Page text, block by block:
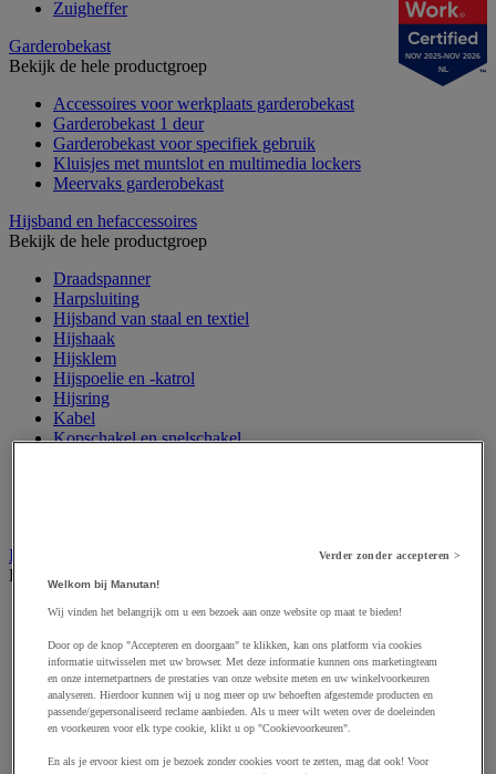
Zuigheffer
Garderobekast
Bekijk de hele productgroep
Accessoires voor werkplaats garderobekast
Garderobekast 1 deur
Garderobekast voor specifiek gebruik
Kluisjes met muntslot en multimedia lockers
Meervaks garderobekast
Hijsband en hefaccessoires
Bekijk de hele productgroep
Draadspanner
Harpsluiting
Hijsband van staal en textiel
Hijshaak
Hijsklem
Hijspoelie en -katrol
Hijsring
Kabel
Kopschakel en snelschakel
Industriële en magazijnstellingen
Bekijk de hele productgroep
Doorschuifstelling en doorrolstelling
Entresol voor magazijn
Lichte stelling
Middelzware stelling
Palletstelling
Rek voor haspels en spoelen
NOV 2025-NOV 2026
NL
Verder zonder accepteren >
Welkom bij Manutan!
Wij vinden het belangrijk om u een bezoek aan onze website op maat te bieden!
Door op de knop "Accepteren en doorgaan" te klikken, kan ons platform via cookies
informatie uitwisselen met uw browser. Met deze informatie kunnen ons marketingteam
en onze internetpartners de prestaties van onze website meten en uw winkelvoorkeuren
analyseren. Hierdoor kunnen wij u nog meer op uw behoeften afgestemde producten en
passende/gepersonaliseerd reclame aanbieden. Als u meer wilt weten over de doeleinden
en voorkeuren voor elk type cookie, klikt u op "Cookievoorkeuren".
En als je ervoor kiest om je bezoek zonder cookies voort te zetten, mag dat ook! Voor